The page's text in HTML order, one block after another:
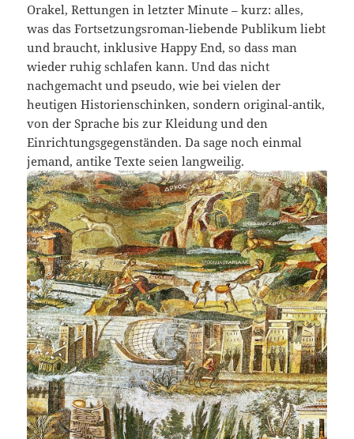
Orakel, Rettungen in letzter Minute – kurz: alles,
was das Fortsetzungsroman-liebende Publikum liebt
und braucht, inklusive Happy End, so dass man
wieder ruhig schlafen kann. Und das nicht
nachgemacht und pseudo, wie bei vielen der
heutigen Historienschinken, sondern original-antik,
von der Sprache bis zur Kleidung und den
Einrichtungsgegenständen. Da sage noch einmal
jemand, antike Texte seien langweilig.